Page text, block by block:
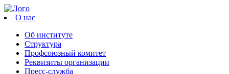
О нас
Об институте
Структура
Профсоюзный комитет
Реквизиты организации
Пресс-служба